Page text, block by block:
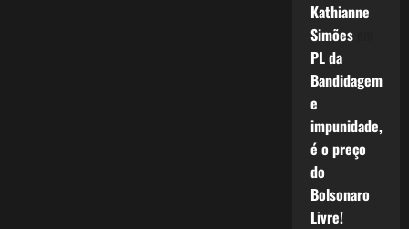
Kathianne
Simõesem
PL da
Bandidagem
e
impunidade,
é o preço
do
Bolsonaro
Livre!